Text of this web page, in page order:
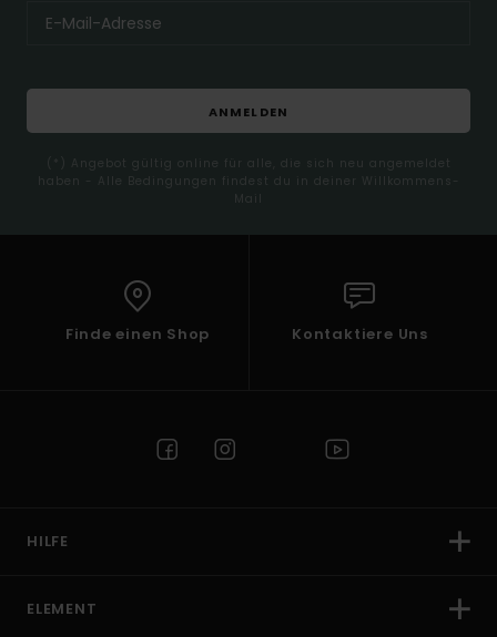
ANMELDEN
(*) Angebot gültig online für alle, die sich neu angemeldet
haben - Alle Bedingungen findest du in deiner Willkommens-
Mail
Finde einen Shop Kontaktiere Uns
HILFE
ELEMENT